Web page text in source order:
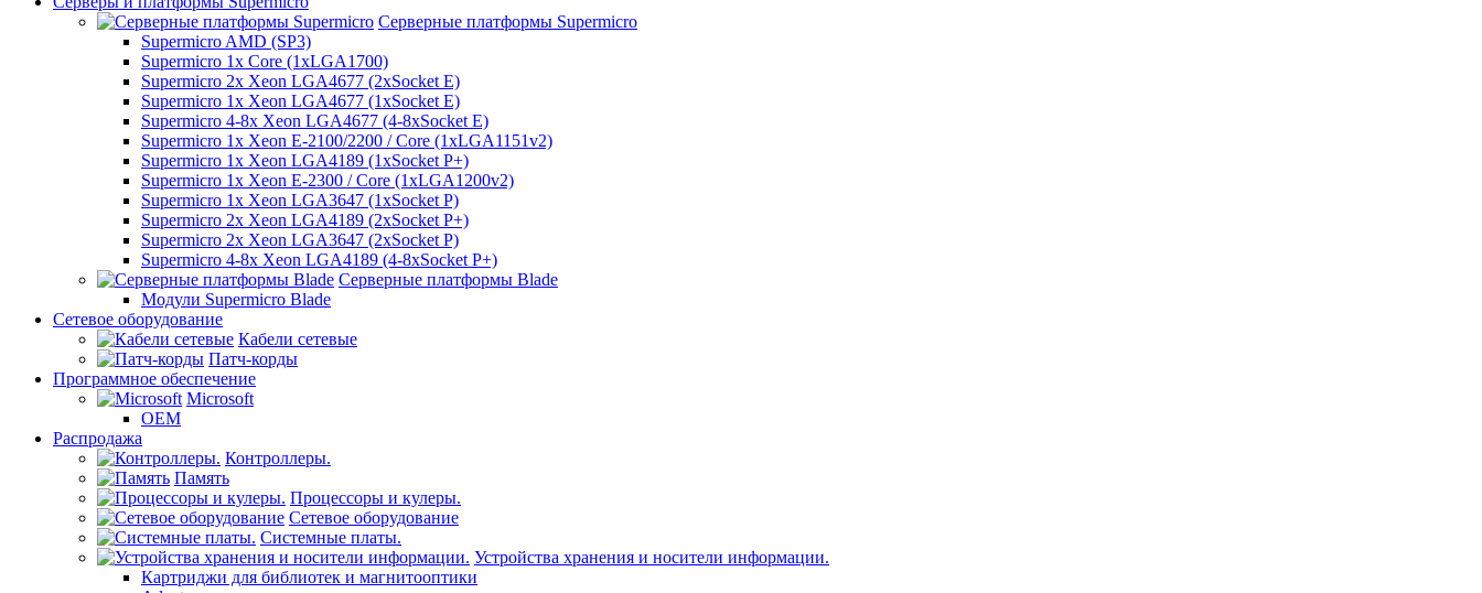
Серверные платформы Supermicro
Supermicro AMD (SP3)
Supermicro 1x Core (1xLGA1700)
Supermicro 2x Xeon LGA4677 (2xSocket E)
Supermicro 1x Xeon LGA4677 (1xSocket E)
Supermicro 4-8x Xeon LGA4677 (4-8xSocket E)
Supermicro 1x Xeon E-2100/2200 / Core (1xLGA1151v2)
Supermicro 1x Xeon LGA4189 (1xSocket P+)
Supermicro 1x Xeon E-2300 / Core (1xLGA1200v2)
Supermicro 1x Xeon LGA3647 (1xSocket P)
Supermicro 2x Xeon LGA4189 (2xSocket P+)
Supermicro 2x Xeon LGA3647 (2xSocket P)
Supermicro 4-8x Xeon LGA4189 (4-8xSocket P+)
Серверные платформы Blade
Модули Supermicro Blade
Сетевое оборудование
Кабели сетевые
Патч-корды
Программное обеспечение
Microsoft
OEM
Распродажа
Контроллеры.
Память
Процессоры и кулеры.
Сетевое оборудование
Системные платы.
Устройства хранения и носители информации.
Картриджи для библиотек и магнитооптики